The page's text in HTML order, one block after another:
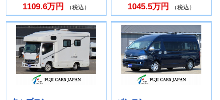
1109.6万円 （税込） 1045.5万円 （税込）